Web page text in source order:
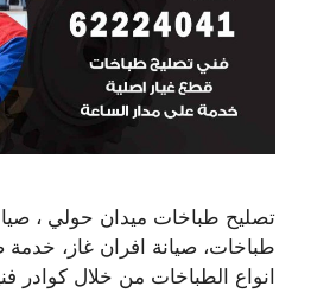
تصليح طباخات ميدان حولي ،
طباخات، صيانة افران غاز، خدمة
انواع الطباخات من خلال كوادر